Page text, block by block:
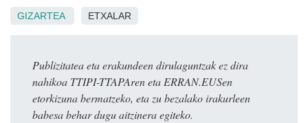
GIZARTEA ETXALAR
Publizitatea eta erakundeen dirulaguntzak ez dira
nahikoa TTIPI-TTAPAren eta ERRAN.EUSen
etorkizuna bermatzeko, eta zu bezalako irakurleen
babesa behar dugu aitzinera egiteko.